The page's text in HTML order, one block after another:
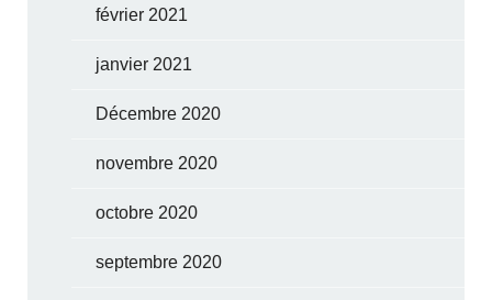
février 2021
janvier 2021
Décembre 2020
novembre 2020
octobre 2020
septembre 2020